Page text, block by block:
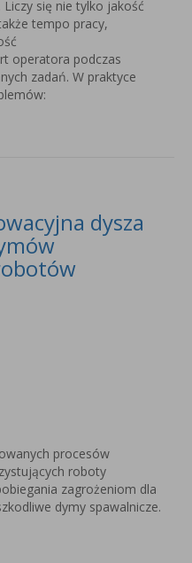
Liczy się nie tylko jakość
tempo pracy,
operatora podczas
zadań. W praktyce
dysza
procesów
roboty
zagrożeniom dla
dymy spawalnicze.